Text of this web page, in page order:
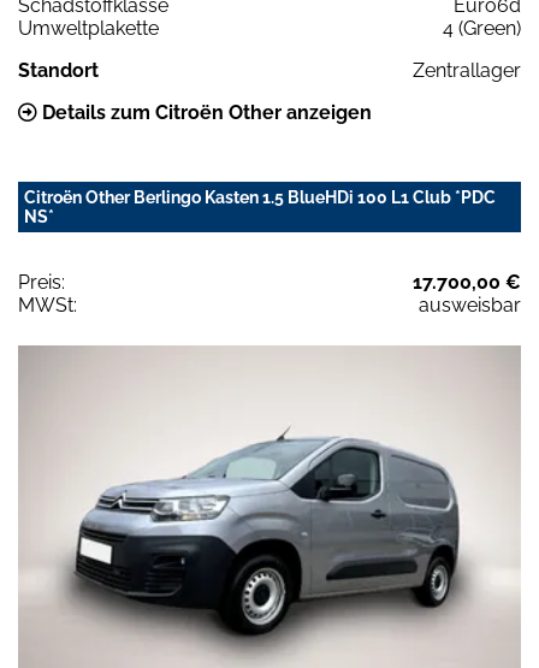
Schadstoffklasse
Euro6d
Umweltplakette
4 (Green)
Standort
Zentrallager
Details zum Citroën Other anzeigen
Citroën Other Berlingo Kasten 1.5 BlueHDi 100 L1 Club *PDC
NS*
Preis:
17.700,00 €
MWSt:
ausweisbar